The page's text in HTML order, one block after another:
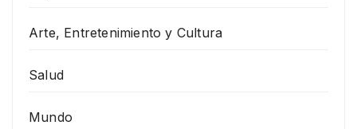
Arte, Entretenimiento y Cultura
Salud
Mundo